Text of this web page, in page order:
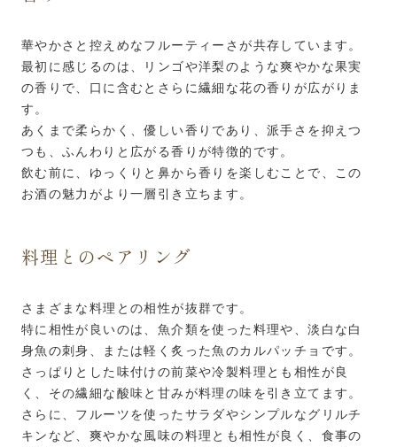
華やかさと控えめなフルーティーさが共存しています。
最初に感じるのは、リンゴや洋梨のような爽やかな果実
の香りで、口に含むとさらに繊細な花の香りが広がりま
す。
あくまで柔らかく、優しい香りであり、派手さを抑えつ
つも、ふんわりと広がる香りが特徴的です。
飲む前に、ゆっくりと鼻から香りを楽しむことで、この
お酒の魅力がより一層引き立ちます。
料理とのペアリング
さまざまな料理との相性が抜群です。
特に相性が良いのは、魚介類を使った料理や、淡白な白
身魚の刺身、または軽く炙った魚のカルパッチョです。
さっぱりとした味付けの前菜や冷製料理とも相性が良
く、その繊細な酸味と甘みが料理の味を引き立てます。
さらに、フルーツを使ったサラダやシンプルなグリルチ
キンなど、爽やかな風味の料理とも相性が良く、食事の